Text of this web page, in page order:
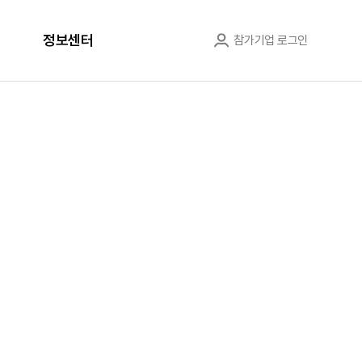
정보센터 참가기업 로그인